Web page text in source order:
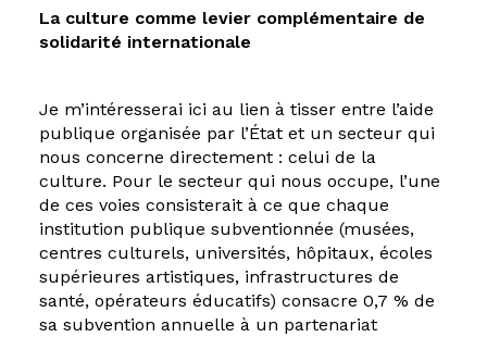
La culture comme levier complémentaire de
solidarité internationale
Je m’intéresserai ici au lien à tisser entre l’aide
publique organisée par l’État et un secteur qui
nous concerne directement : celui de la
culture. Pour le secteur qui nous occupe, l’une
de ces voies consisterait à ce que chaque
institution publique subventionnée (musées,
centres culturels, universités, hôpitaux, écoles
supérieures artistiques, infrastructures de
santé, opérateurs éducatifs) consacre 0,7 % de
sa subvention annuelle à un partenariat